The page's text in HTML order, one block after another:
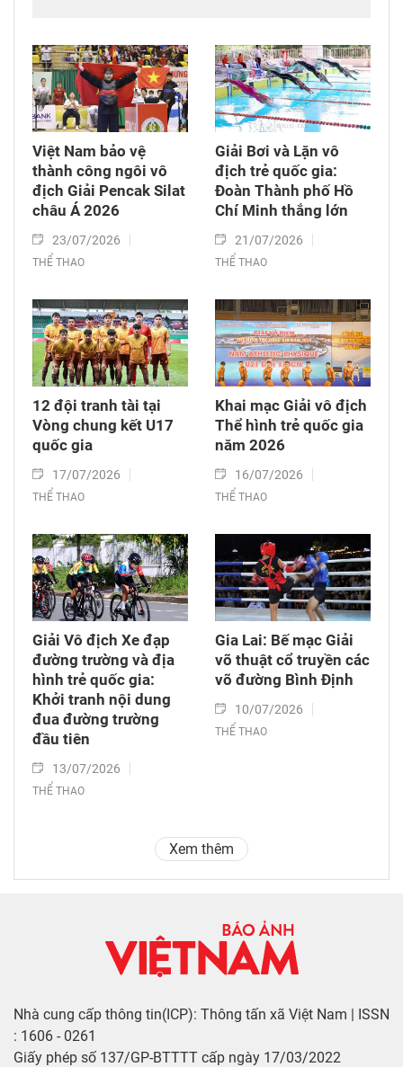
Việt Nam bảo vệ
thành công ngôi vô
địch Giải Pencak Silat
châu Á 2026​
23/07/2026
THỂ THAO
Giải Bơi và Lặn vô
địch trẻ quốc gia:
Đoàn Thành phố Hồ
Chí Minh thắng lớn
21/07/2026
THỂ THAO
12 đội tranh tài tại
Vòng chung kết U17
quốc gia
17/07/2026
THỂ THAO
Khai mạc Giải vô địch
Thể hình trẻ quốc gia
năm 2026
16/07/2026
THỂ THAO
Giải Vô địch Xe đạp
đường trường và địa
hình trẻ quốc gia:
Khởi tranh nội dung
đua đường trường
đầu tiên
13/07/2026
THỂ THAO
Gia Lai: Bế mạc Giải
võ thuật cổ truyền các
võ đường Bình Định
10/07/2026
THỂ THAO
Xem thêm
Nhà cung cấp thông tin(ICP): Thông tấn xã Việt Nam | ISSN
: 1606 - 0261
Giấy phép số 137/GP-BTTTT cấp ngày 17/03/2022